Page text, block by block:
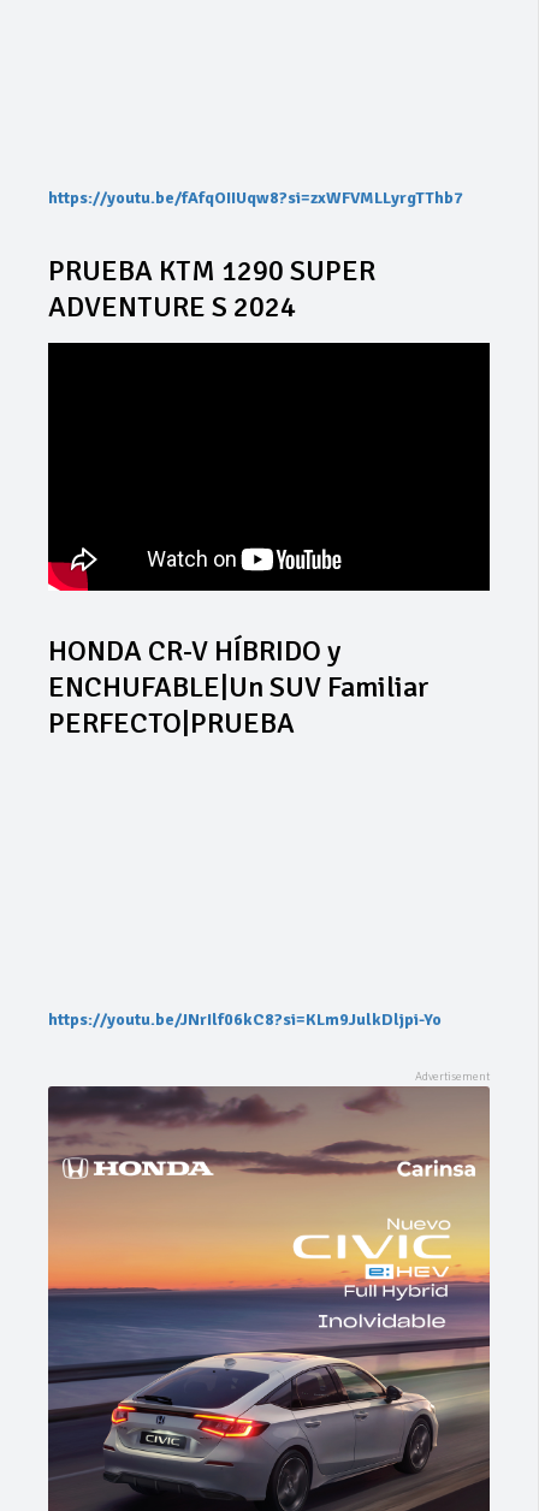
https://youtu.be/fAfqOIIUqw8?si=zxWFVMLLyrgTThb7
PRUEBA KTM 1290 SUPER
ADVENTURE S 2024
HONDA CR-V HÍBRIDO y
ENCHUFABLE|Un SUV Familiar
PERFECTO|PRUEBA
https://youtu.be/JNrIlf06kC8?si=KLm9JulkDljpi-Yo